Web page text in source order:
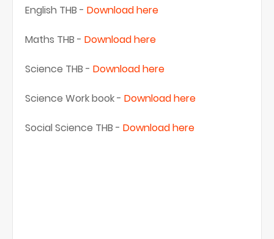
English THB - Download here
Maths THB - Download here
Science THB - Download here
Science Work book - Download here
Social Science THB - Download here